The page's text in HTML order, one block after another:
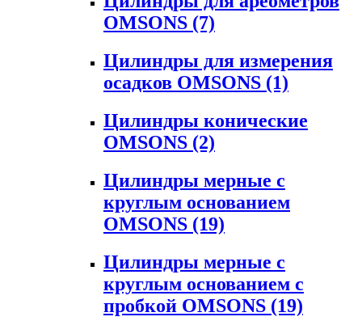
OMSONS (7)
Цилиндры для измерения
осадков OMSONS (1)
Цилиндры конические
OMSONS (2)
Цилиндры мерные с
круглым основанием
OMSONS (19)
Цилиндры мерные с
круглым основанием с
пробкой OMSONS (19)